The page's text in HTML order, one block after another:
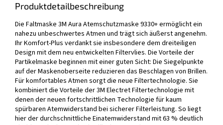
Produktdetailbeschreibung
Die Faltmaske 3M Aura Atemschutzmaske 9330+ ermöglicht ein
nahezu unbeschwertes Atmen und trägt sich äußerst angenehm.
Ihr Komfort-Plus verdankt sie insbesondere dem dreiteiligen
Design mit dem neu entwickelten Filtervlies. Die Vorteile der
Partikelmaske beginnen mit einer guten Sicht: Die Siegelpunkte
auf der Maskenoberseite reduzieren das Beschlagen von Brillen.
Für komfortables Atmen sorgt die neue Filtertechnologie. Sie
kombiniert die Vorteile der 3M Electret Filtertechnologie mit
denen der neuen fortschrittlichen Technologie für kaum
spürbaren Atemwiderstand bei sicherer Filterleistung. So liegt
hier der durchschnittliche Einatemwiderstand mit 63 % deutlich